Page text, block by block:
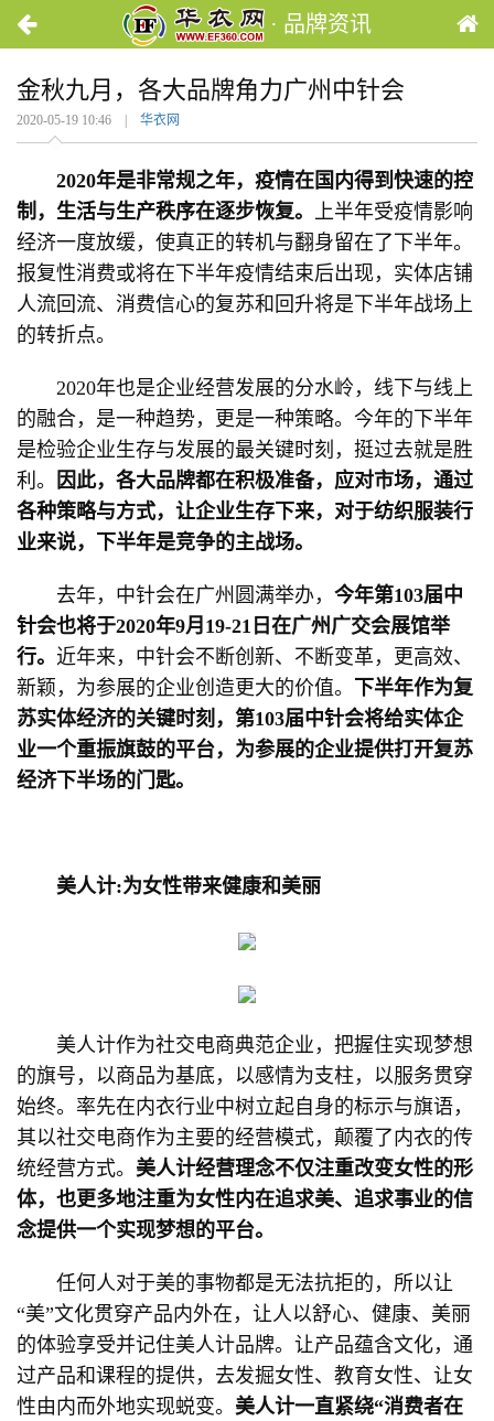
· 品牌资讯
金秋九月，各大品牌角力广州中针会
2020-05-19 10:46 | 华衣网
2020年是非常规之年，疫情在国内得到快速的控
制，生活与生产秩序在逐步恢复。 上半年受疫情影响
经济一度放缓，使真正的转机与翻身留在了下半年。
报复性消费或将在下半年疫情结束后出现，实体店铺
人流回流、消费信心的复苏和回升将是下半年战场上
的转折点。
2020年也是企业经营发展的分水岭，线下与线上
的融合，是一种趋势，更是一种策略。今年的下半年
是检验企业生存与发展的最关键时刻，挺过去就是胜
利。
因此，各大品牌都在积极准备，应对市场，通过
各种策略与方式，让企业生存下来，对于纺织服装行
业来说，下半年是竞争的主战场。
去年，中针会在广州圆满举办， 今年第103届中
针会也将于2020年9月19-21日在广州广交会展馆举
行。 近年来，中针会不断创新、不断变革，更高效、
新颖，为参展的企业创造更大的价值。
下半年作为复
苏实体经济的关键时刻，第103届中针会将给实体企
业一个重振旗鼓的平台，为参展的企业提供打开复苏
经济下半场的门匙。
美人计:为女性带来健康和美丽
美人计作为社交电商典范企业，把握住实现梦想
的旗号，以商品为基底，以感情为支柱，以服务贯穿
始终。率先在内衣行业中树立起自身的标示与旗语，
其以社交电商作为主要的经营模式，颠覆了内衣的传
统经营方式。 美人计经营理念不仅注重改变女性的形
体，也更多地注重为女性内在追求美、追求事业的信
念提供一个实现梦想的平台。
任何人对于美的事物都是无法抗拒的，所以让
“美”文化贯穿产品内外在，让人以舒心、健康、美丽
的体验享受并记住美人计品牌。让产品蕴含文化，通
过产品和课程的提供，去发掘女性、教育女性、让女
性由内而外地实现蜕变。 美人计一直紧绕“消费者在